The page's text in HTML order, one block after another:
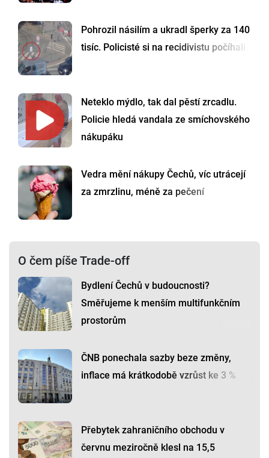
Pohrozil násilím a ukradl šperky za 140
tisíc. Policisté si na recidivistu počíhali
Neteklo mýdlo, tak dal pěstí zrcadlu.
Policie hledá vandala ze smíchovského
nákupáku
Vedra mění nákupy Čechů, víc utrácejí
za zmrzlinu, méně za pečení
O čem píše Trade-off
Bydlení Čechů v budoucnosti?
Směřujeme k menším multifunkčním
prostorům
ČNB ponechala sazby beze změny,
inflace má krátkodobě vzrůst ke 3 %
Přebytek zahraničního obchodu v
červnu meziročně klesl na 15,5